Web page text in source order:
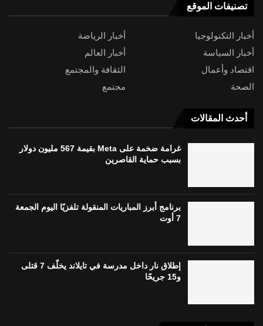
تصنيفات الموقع
أخبار التكنولوجيا
أخبار الرياضة
أخبار السياسة
أخبار العالم
اقتصاد وأعمال
الثقافة والمجتمع
الصحة
مجتمع
أحدث المقالات
غرامة ضخمة على Meta بقيمة 567 مليون دولار
بسبب حماية القاصرين
برنامج أبرز المباريات المنقولة تلفزيًا اليوم الجمعة
7 أوت
إطلاق نار داخل مدرسة في تايلاند يخلّف 7 قتلى
و15 جريحًا